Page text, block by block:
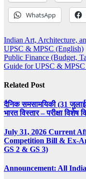
WhatsApp
Post
navigation
Indian Art, Architecture,
UPSC & MPSC (English)
Public Finance (Budget,
Guide for UPSC &
Related Post
दैनिक समसामयिकी (31 जुलाई
भारत विस्तार – परीक्षा विशेष
July 31, 2026 Current
Competition Bill & Ex-
GS 2 & GS 3)
Announcement: All